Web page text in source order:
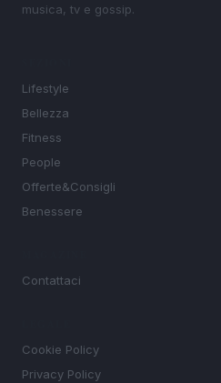
musica, tv e gossip.
Lifestyle
Bellezza
Fitness
People
Offerte&Consigli
Benessere
Contattaci
Cookie Policy
Privacy Policy